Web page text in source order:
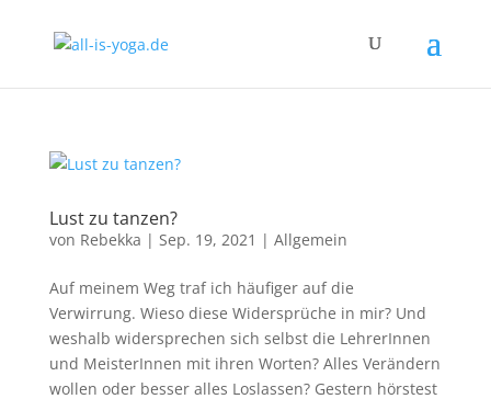
Lust zu tanzen?
von Rebekka | Sep. 19, 2021 | Allgemein
Auf meinem Weg traf ich häufiger auf die
Verwirrung. Wieso diese Widersprüche in mir? Und
weshalb widersprechen sich selbst die LehrerInnen
und MeisterInnen mit ihren Worten? Alles Verändern
wollen oder besser alles Loslassen? Gestern hörstest